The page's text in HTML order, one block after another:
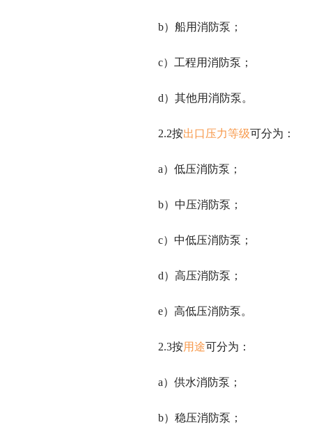
b）船用消防泵；
c）工程用消防泵；
d）其他用消防泵。
2.2按出口压力等级可分为：
a）低压消防泵；
b）中压消防泵；
c）中低压消防泵；
d）高压消防泵；
e）高低压消防泵。
2.3按用途可分为：
a）供水消防泵；
b）稳压消防泵；